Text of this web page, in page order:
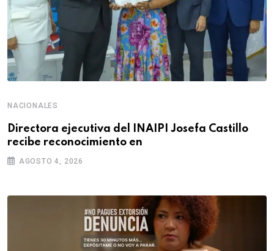
NACIONALES
Directora ejecutiva del INAIPI Josefa Castillo
recibe reconocimiento en
AGOSTO 4, 2026